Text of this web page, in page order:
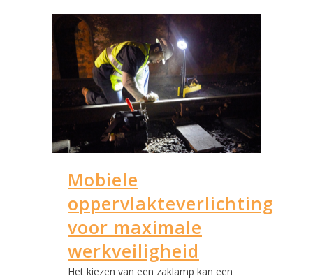
Mobiele
oppervlakteverlichting
voor maximale
werkveiligheid
Het kiezen van een zaklamp kan een